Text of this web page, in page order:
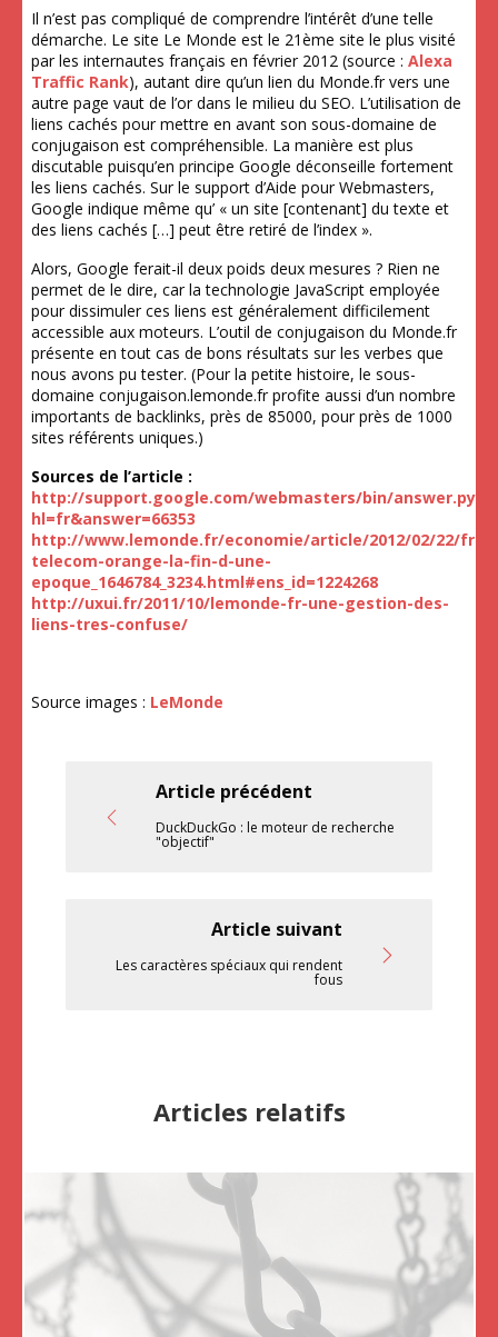
Il n’est pas compliqué de comprendre l’intérêt d’une telle
démarche. Le site Le Monde est le 21ème site le plus visité
par les internautes français en février 2012 (source : Alexa
Traffic Rank), autant dire qu’un lien du Monde.fr vers une
autre page vaut de l’or dans le milieu du SEO. L’utilisation de
liens cachés pour mettre en avant son sous-domaine de
conjugaison est compréhensible. La manière est plus
discutable puisqu’en principe Google déconseille fortement
les liens cachés. Sur le support d’Aide pour Webmasters,
Google indique même qu’ « un site [contenant] du texte et
des liens cachés […] peut être retiré de l’index ».
Alors, Google ferait-il deux poids deux mesures ? Rien ne
permet de le dire, car la technologie JavaScript employée
pour dissimuler ces liens est généralement difficilement
accessible aux moteurs. L’outil de conjugaison du Monde.fr
présente en tout cas de bons résultats sur les verbes que
nous avons pu tester. (Pour la petite histoire, le sous-
domaine conjugaison.lemonde.fr profite aussi d’un nombre
importants de backlinks, près de 85000, pour près de 1000
sites référents uniques.)
Sources de l’article :
http://support.google.com/webmasters/bin/answer.py?
hl=fr&answer=66353
http://www.lemonde.fr/economie/article/2012/02/22/
telecom-orange-la-fin-d-une-
epoque_1646784_3234.html#ens_id=1224268
http://uxui.fr/2011/10/lemonde-fr-une-gestion-des-
liens-tres-confuse/
Source images : LeMonde
Article précédent
DuckDuckGo : le moteur de recherche
"objectif"
Article suivant
Les caractères spéciaux qui rendent
fous
Articles relatifs